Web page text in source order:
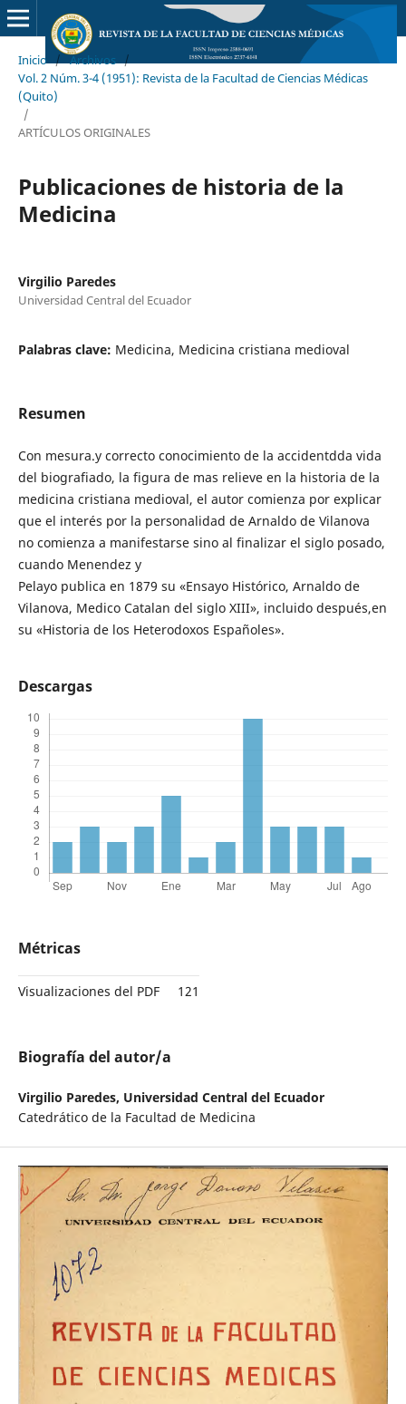
Inicio / Archivos /
Vol. 2 Núm. 3-4 (1951): Revista de la Facultad de Ciencias Médicas
(Quito)
/
ARTÍCULOS ORIGINALES
Publicaciones de historia de la
Medicina
Virgilio Paredes
Universidad Central del Ecuador
Palabras clave: Medicina, Medicina cristiana medioval
Resumen
Con mesura.y correcto conocimiento de la accidentdda vida
del biografiado, la figura de mas relieve en la historia de la
medicina cristiana medioval, el autor comienza por explicar
que el interés por la personalidad de Arnaldo de Vilanova
no comienza a manifestarse sino al finalizar el siglo posado,
cuando Menendez y
Pelayo publica en 1879 su «Ensayo Histórico, Arnaldo de
Vilanova, Medico Catalan del siglo XIII», incluido después,en
su «Historia de los Heterodoxos Españoles».
Descargas
Métricas
Visualizaciones del PDF 121
Biografía del autor/a
Virgilio Paredes, Universidad Central del Ecuador
Catedrático de la Facultad de Medicina